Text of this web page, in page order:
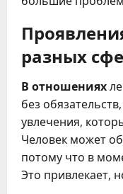
разных
В отношениях
без
увлечения,
Человек может
потому что в
Это привлекает,